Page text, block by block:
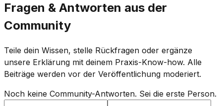
Fragen & Antworten aus der
Community
Teile dein Wissen, stelle Rückfragen oder ergänze
unsere Erklärung mit deinem Praxis-Know-how. Alle
Beiträge werden vor der Veröffentlichung moderiert.
Noch keine Community-Antworten. Sei die erste Person.